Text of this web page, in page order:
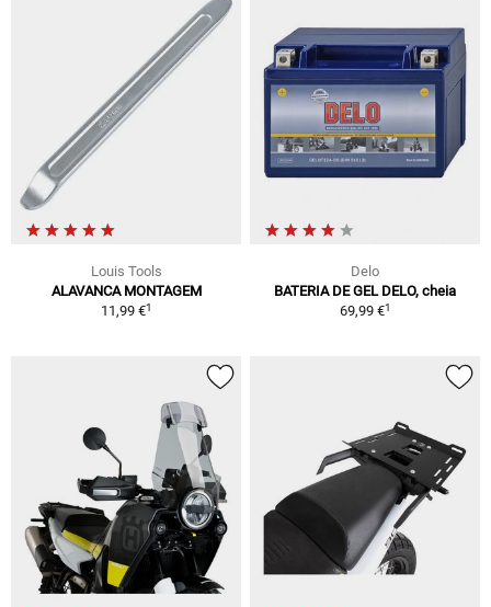
Louis Tools
ALAVANCA MONTAGEM
11,99 €1
Delo
BATERIA DE GEL DELO, cheia
69,99 €1